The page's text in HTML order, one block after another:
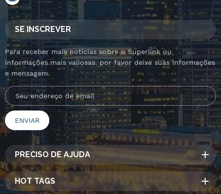
SE INSCREVER
Para receber mais notícias sobre o Superlink ou
informações mais valiosas. por favor deixe suas informações
e mensagem.
PRECISO DE AJUDA
HOT TAGS